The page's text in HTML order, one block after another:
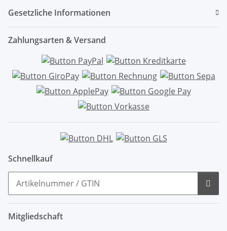
Gesetzliche Informationen
Zahlungsarten & Versand
Schnellkauf
Mitgliedschaft